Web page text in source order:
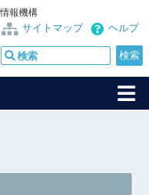
報機構
ヘルプ
サイトマップ